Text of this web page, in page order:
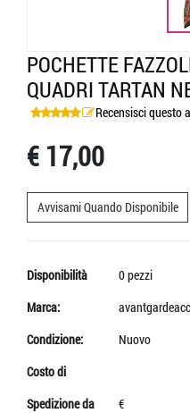
POCHETTE
QUADRI TARTAN
Recensisci questo
€ 17,00
Avvisami Quando Disponibile
Disponibilità
0 pezzi
Marca:
Condizione:
Nuovo
Costo di
Spedizione da
€